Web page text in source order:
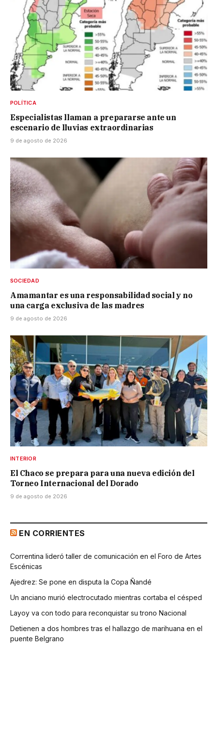
POLÍTICA
Especialistas llaman a prepararse ante un
escenario de lluvias extraordinarias
9 de agosto de 2026
SOCIEDAD
Amamantar es una responsabilidad social y no
una carga exclusiva de las madres
9 de agosto de 2026
INTERIOR
El Chaco se prepara para una nueva edición del
Torneo Internacional del Dorado
9 de agosto de 2026
EN CORRIENTES
Correntina lideró taller de comunicación en el Foro de Artes
Escénicas
Ajedrez: Se pone en disputa la Copa Ñandé
Un anciano murió electrocutado mientras cortaba el césped
Layoy va con todo para reconquistar su trono Nacional
Detienen a dos hombres tras el hallazgo de marihuana en el
puente Belgrano